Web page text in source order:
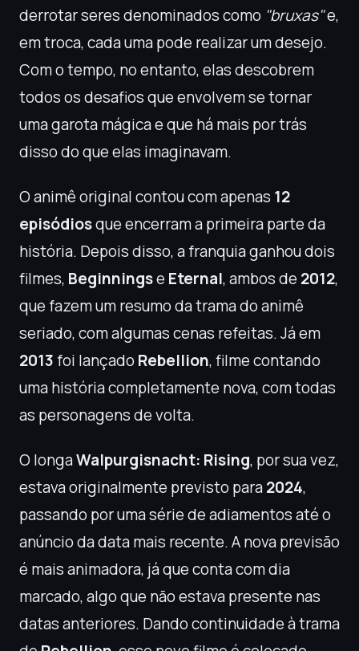
derrotar seres denominados como "bruxas"e,
em troca, cada uma pode realizar um desejo.
Com o tempo, no entanto, elas descobrem
todos os desafios que envolvem se tornar
uma garota mágica e que há mais por trás
disso do que elas imaginavam.
O animê original contou com apenas 12
episódiosque encerram a primeira parte da
história. Depois disso, a franquia ganhou dois
filmes, Beginningse Eternal, ambos de 2012,
que fazem um resumo da trama do animê
seriado, com algumas cenas refeitas. Já em
2013foi lançadoRebellion, filme contando
uma história completamente nova, com todas
as personagens de volta.
O longaWalpurgisnacht: Rising, por sua vez,
estava originalmente previsto para2024,
passando por uma série de adiamentos até o
anúncio da data mais recente. A nova previsão
é mais animadora, já que conta com dia
marcado, algo que não estava presente nas
datas anteriores. Dando continuidade à trama